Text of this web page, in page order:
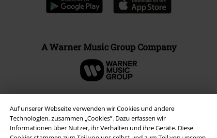
Auf unserer Webseite verwenden wir Cookies und andere
Technologien, zusammen „Cookies“. Dazu erfassen wir
Informationen über Nutzer, ihr Verhalten und ihre Geräte. Diese
A Warner Music Group Company